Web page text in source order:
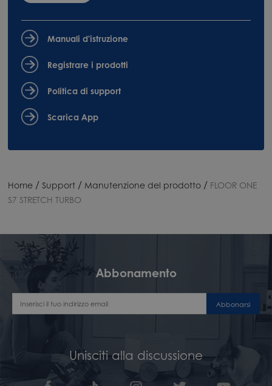
Manuali d'istruzione
Registrare i prodotti
Politica di support
Scarica App
Home / Support / Manutenzione del prodotto / FLOOR ONE
S7 STRETCH TURBO
Abbonamento
Abbonarsi
Unisciti alla discussione